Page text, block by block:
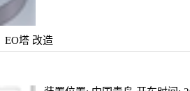
EO塔 改造